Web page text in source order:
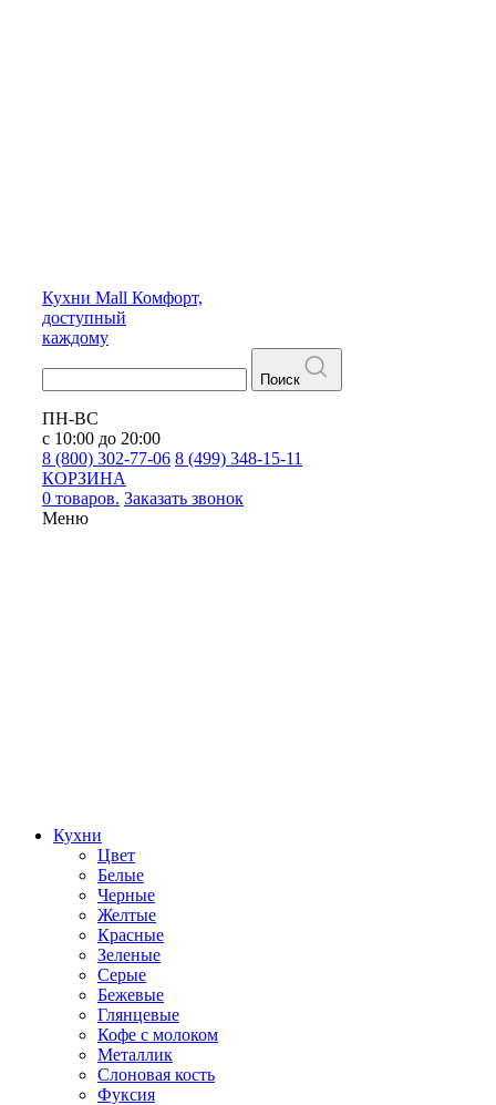
Кухни Mall Комфорт,
доступный
каждому
Поиск
ПН-ВС
с 10:00 до 20:00
8 (800) 302-77-06 8 (499) 348-15-11
КОРЗИНА
0 товаров. Заказать звонок
Меню
Кухни
Цвет
Белые
Черные
Желтые
Красные
Зеленые
Серые
Бежевые
Глянцевые
Кофе с молоком
Металлик
Слоновая кость
Фуксия